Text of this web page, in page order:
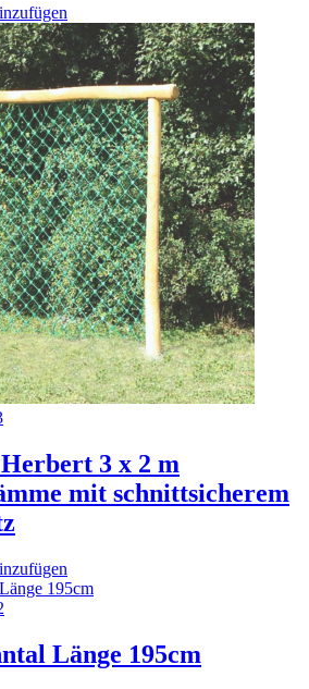
3 x 2 m
mit schnittsicherem
Länge 195cm